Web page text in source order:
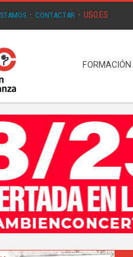
· CONTACTAR · USO.ES
FORMACIÓN